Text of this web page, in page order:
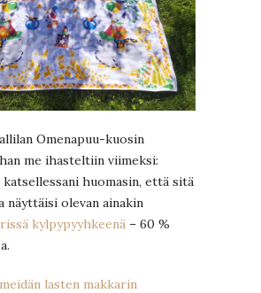
Omenapuu-kuosin
me ihasteltiin viimeksi:
huomasin, että sitä
näyttäisi olevan ainakin
kylpypyyhkeenä – 60 %
meidän lasten makkarin